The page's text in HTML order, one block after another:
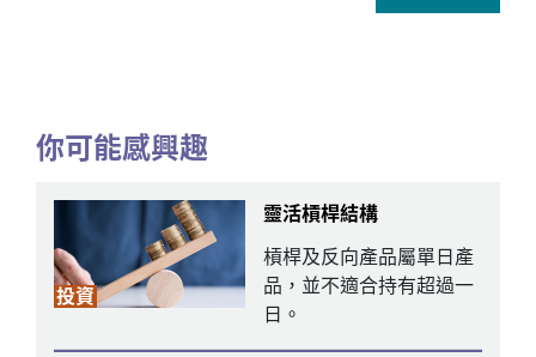
你可能感興趣
投資
靈活槓桿結構
槓桿及反向產品屬單日產
品，並不適合持有超過一
日。